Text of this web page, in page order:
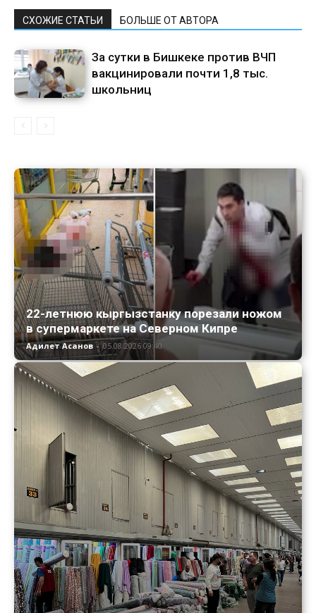
СХОЖИЕ СТАТЬИ БОЛЬШЕ ОТ АВТОРА
За сутки в Бишкеке против ВЧП
вакцинировали почти 1,8 тыс.
школьниц
22-летнюю кыргызстанку порезали ножом
в супермаркете на Северном Кипре
Адилет Асанов - 05.08.2026 09:40